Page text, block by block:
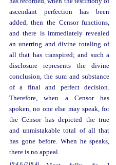
ascendant perfection has been
added, then the Censor functions,
and there is immediately revealed
an unerring and divine totaling of
all that has transpired; and such a
disclosure represents the divine
conclusion, the sum and substance
of a final and perfect decision.
Therefore, when a Censor has
spoken, no one else may speak, for
the Censor has depicted the true
and unmistakable total of all that
has gone before. When he speaks,
there is no appeal.
19:4.6 (218.4)